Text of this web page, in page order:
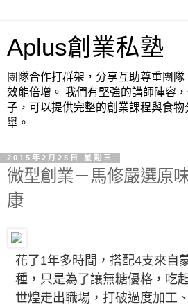
Aplus創業私塾
團隊合作打群架，分享互助尊重團隊
效能倍增。 我們有堅強的講師陣容
子，可以提供完整的創業課程與食
舉。
2015年2月25日 星期三
微型創業－馬修嚴選原
康
花了1年多時間，搭配4支來自
種，只是為了讓無糖優格，吃
世煌走出職場，打破過度加工